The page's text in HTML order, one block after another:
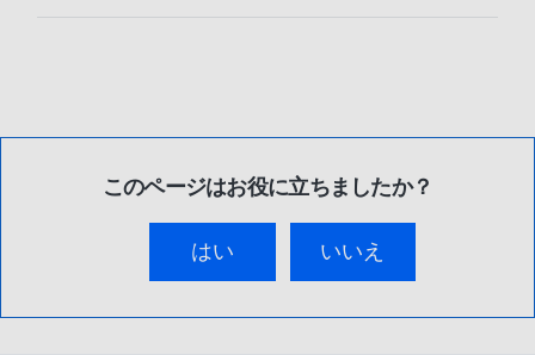
このページはお役に立ちましたか？
はい いいえ